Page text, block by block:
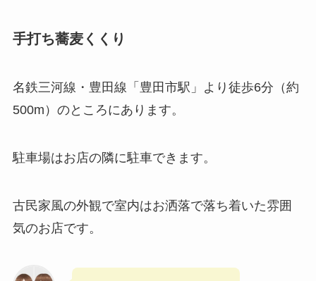
手打ち蕎麦くくり
名鉄三河線・豊田線「豊田市駅」より徒歩6分（約
500m）のところにあります。
駐車場はお店の隣に駐車できます。
古民家風の外観で室内はお洒落で落ち着いた雰囲
気のお店です。